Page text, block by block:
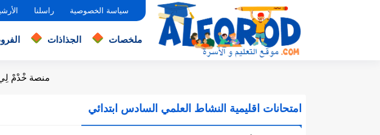
سياسة الخصوصية راسلنا
ملخصات الجذاذات
منصة خْدْمْ
امتحانات اقليمية النشاط العلمي السادس ابتدائي